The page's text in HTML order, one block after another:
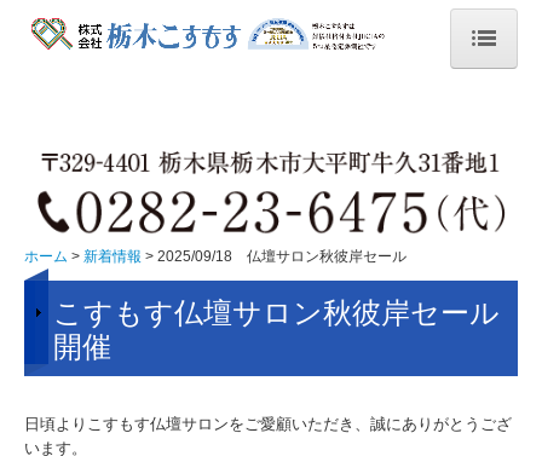
新着情報
2024/11/17 遺品供養祭（大平）
栃木こすもす 北海道旅行 2泊３日
2024/07/19 マナー日記
2024/07/25.26 グリーフ研修
2024/10/20 人形供養祭（大平）終活
ホーム 新着情報 2025/09/18 仏壇サロン秋彼岸セール
こすもす仏壇サロン秋彼岸セール
開催
日頃よりこすもす仏壇サロンをご愛顧いただき、誠にありがとうござ
います。